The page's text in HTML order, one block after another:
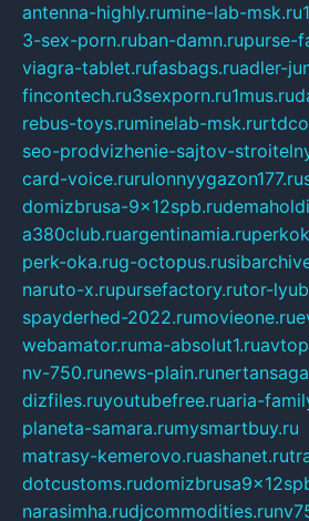
antenna-highly.rumine-lab-msk.ru
3-sex-porn.ruban-damn.rupurse-
viagra-tablet.rufasbags.ruadler-
fincontech.ru3sexporn.ru1mus.ru
rebus-toys.ruminelab-msk.ru
seo-prodvizhenie-sajtov-
card-voice.rurulonnyygazon177.ru
domizbrusa-9x12spb.ru
a380club.ruargentinamia.ru
perk-oka.rug-octopus.ru
naruto-x.rupursefactory.rutor-
spayderhed-2022.rumovieone.ru
webamator.ruma-absolut1.ru
nv-750.runews-plain.ru
dizfiles.ruyoutubefree.ruaria-
planeta-samara.rumysmartbuy.ru
matrasy-kemerovo.ruashanet.ru
dotcustoms.ru
narasimha.rudjcommodities.ru